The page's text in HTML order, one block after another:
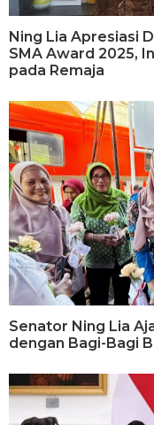
Ning Lia Apresiasi
SMA Award 2025,
pada Remaja
Senator Ning Lia
dengan Bagi-Bagi